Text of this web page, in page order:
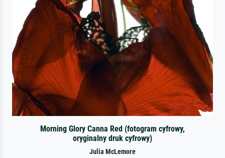
Morning Glory Canna Red (fotogram cyfrowy,
oryginalny druk cyfrowy)
Julia McLemore